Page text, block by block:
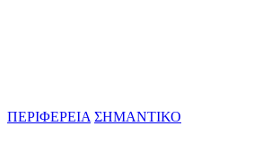
ΠΕΡΙΦΕΡΕΙΑ ΣΗΜΑΝΤΙΚΟ